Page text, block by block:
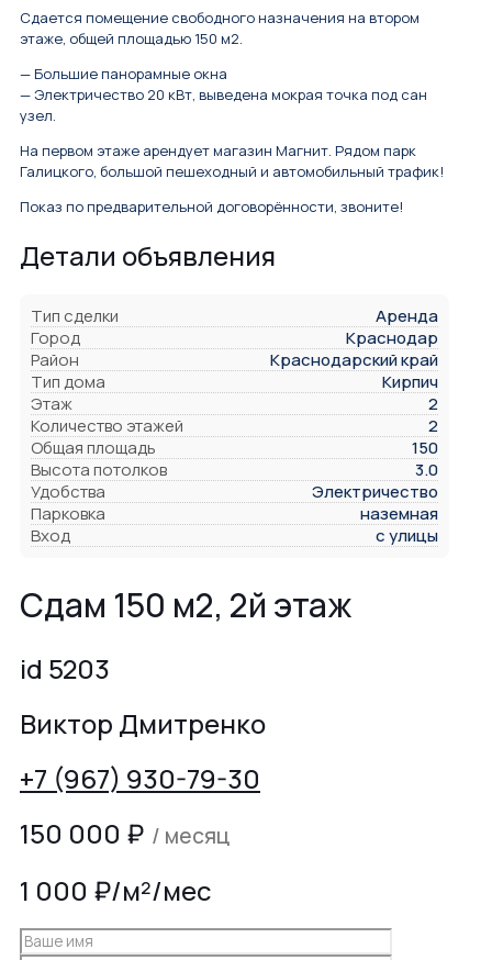
Сдается помещение свободного назначения на втором
этаже, общей площадью 150 м2.
— Большие панорамные окна
— Электричество 20 кВт, выведена мокрая точка под сан
узел.
На первом этаже арендует магазин Магнит. Рядом парк
Галицкого, большой пешеходный и автомобильный трафик!
Показ по предварительной договорённости, звоните!
Детали объявления
Тип сделки
Аренда
Город
Краснодар
Район
Краснодарский край
Тип дома
Кирпич
Этаж
2
Количество этажей
2
Общая площадь
150
Высота потолков
3.0
Удобства
Электричество
Парковка
наземная
Вход
с улицы
Сдам 150 м2, 2й этаж
id 5203
Виктор Дмитренко
+7 (967) 930-79-30
150 000 ₽ / месяц
1 000 ₽/м²/мес